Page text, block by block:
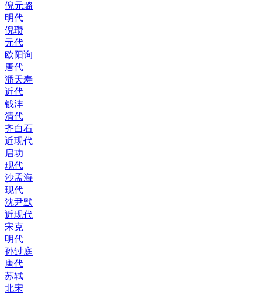
倪元璐
明代
倪瓒
元代
欧阳询
唐代
潘天寿
近代
钱沣
清代
齐白石
近现代
启功
现代
沙孟海
现代
沈尹默
近现代
宋克
明代
孙过庭
唐代
苏轼
北宋